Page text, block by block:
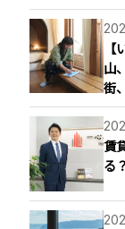
山
街
賃
る